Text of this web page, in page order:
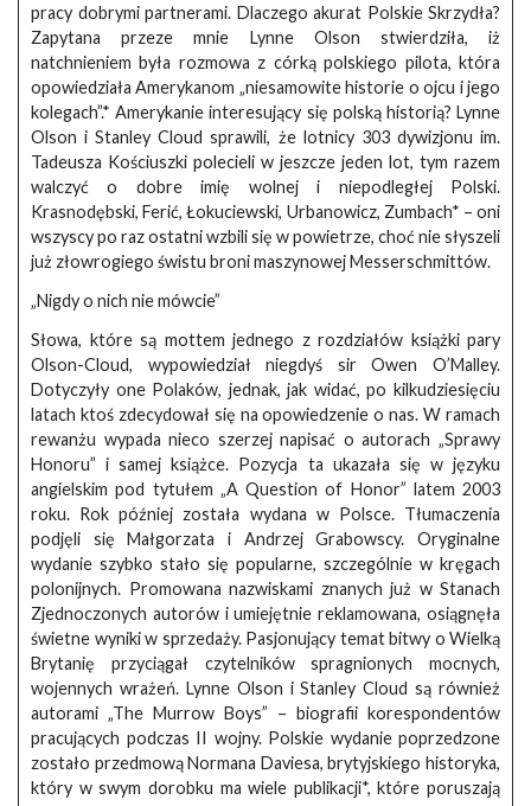
pracy dobrymi partnerami. Dlaczego akurat Polskie Skrzydła?
Zapytana przeze mnie Lynne Olson stwierdziła, iż
natchnieniem była rozmowa z córką polskiego pilota, która
opowiedziała Amerykanom „niesamowite historie o ojcu i jego
kolegach”.* Amerykanie interesujący się polską historią? Lynne
Olson i Stanley Cloud sprawili, że lotnicy 303 dywizjonu im.
Tadeusza Kościuszki polecieli w jeszcze jeden lot, tym razem
walczyć o dobre imię wolnej i niepodległej Polski.
Krasnodębski, Ferić, Łokuciewski, Urbanowicz, Zumbach* – oni
wszyscy po raz ostatni wzbili się w powietrze, choć nie słyszeli
już złowrogiego świstu broni maszynowej Messerschmittów.
„Nigdy o nich nie mówcie”
Słowa, które są mottem jednego z rozdziałów książki pary
Olson-Cloud, wypowiedział niegdyś sir Owen O’Malley.
Dotyczyły one Polaków, jednak, jak widać, po kilkudziesięciu
latach ktoś zdecydował się na opowiedzenie o nas. W ramach
rewanżu wypada nieco szerzej napisać o autorach „Sprawy
Honoru” i samej książce. Pozycja ta ukazała się w języku
angielskim pod tytułem „A Question of Honor” latem 2003
roku. Rok później została wydana w Polsce. Tłumaczenia
podjęli się Małgorzata i Andrzej Grabowscy. Oryginalne
wydanie szybko stało się popularne, szczególnie w kręgach
polonijnych. Promowana nazwiskami znanych już w Stanach
Zjednoczonych autorów i umiejętnie reklamowana, osiągnęła
świetne wyniki w sprzedaży. Pasjonujący temat bitwy o Wielką
Brytanię przyciągał czytelników spragnionych mocnych,
wojennych wrażeń. Lynne Olson i Stanley Cloud są również
autorami „The Murrow Boys” – biografii korespondentów
pracujących podczas II wojny. Polskie wydanie poprzedzone
zostało przedmową Normana Daviesa, brytyjskiego historyka,
który w swym dorobku ma wiele publikacji*, które poruszają